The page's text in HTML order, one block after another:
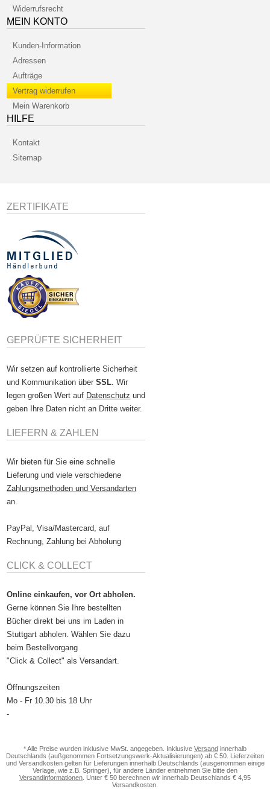
Widerrufsrecht
MEIN KONTO
Kunden-Information
Adressen
Aufträge
Vertrag widerrufen
Mein Warenkorb
HILFE
Kontakt
Sitemap
ZERTIFIKATE
GEPRÜFTE SICHERHEIT
Wir setzen auf kontrollierte Sicherheit
und Kommunikation überSSL. Wir
legen großen Wert auf Datenschutz und
geben Ihre Daten nicht an Dritte weiter.
LIEFERN & ZAHLEN
Wir bieten für Sie eine schnelle
Lieferung und viele verschiedene
Zahlungsmethoden und Versandarten
an.
PayPal, Visa/Mastercard, auf
Rechnung, Zahlung bei Abholung
CLICK & COLLECT
Online einkaufen, vor Ort abholen.
Gerne können Sie Ihre bestellten
Bücher direkt bei uns im Laden in
Stuttgart abholen. Wählen Sie dazu
beim Bestellvorgang
"Click & Collect" als Versandart.
Öffnungszeiten
Mo - Fr 10.30 bis 18 Uhr
-
* Alle Preise wurden inklusive MwSt. angegeben. Inklusive Versand innerhalb
Deutschlands (außgenommen Fortsetzungswerk-Aktualisierungen) ab € 50. Lieferzeiten
und Versandkosten gelten für Lieferungen innerhalb Deutschlands (ausgenommen einige
Verlage, wie z.B. Springer), für andere Länder entnehmen Sie bitte den
Versandinformationen . Unter € 50 berechnen wir innerhalb Deutschlands € 4,95
Versandkosten.